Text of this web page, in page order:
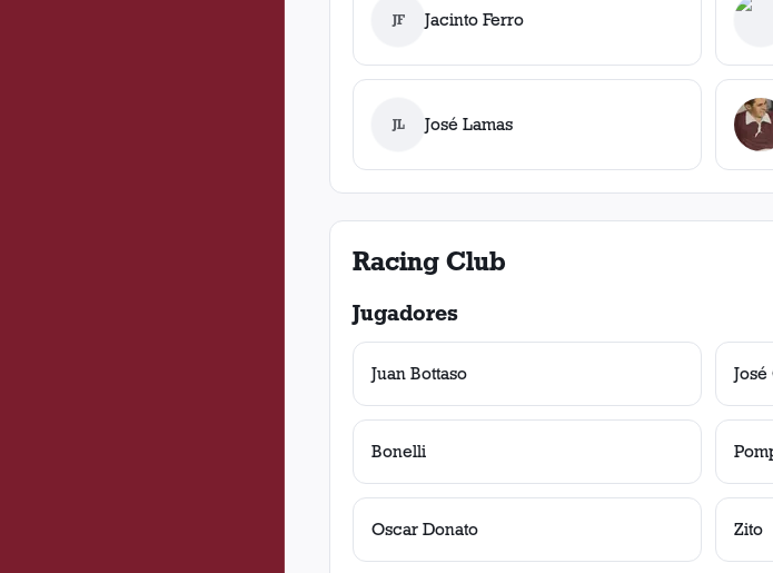
JF Jacinto Ferro
JL José Lamas
Racing Club
Jugadores
Juan Bottaso
Bonelli
Oscar Donato Zito